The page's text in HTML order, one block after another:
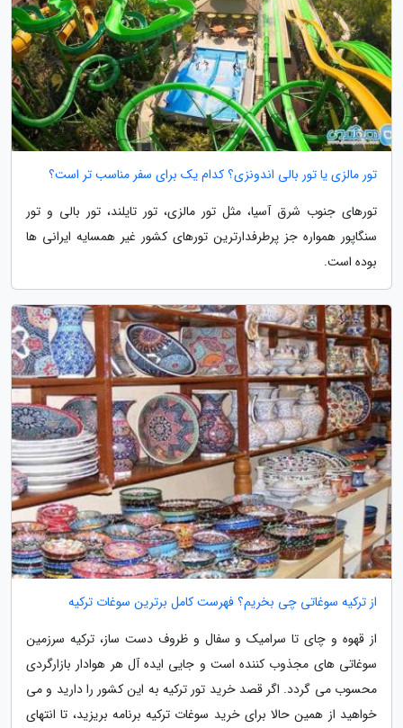
تور مالزی یا تور بالی اندونزی؟ کدام یک برای سفر مناسب تر است؟
تورهای جنوب شرق آسیا، مثل تور مالزی، تور تایلند، تور بالی و تور
سنگاپور همواره جز پرطرفدارترین تورهای کشور غیر همسایه ایرانی ها
بوده است.
از ترکیه سوغاتی چی بخریم؟ فهرست کامل برترین سوغات ترکیه
از قهوه و چای تا سرامیک و سفال و ظروف دست ساز، ترکیه سرزمین
سوغاتی های مجذوب کننده است و جایی ایده آل هر هوادار بازارگردی
محسوب می گردد. اگر قصد خرید تور ترکیه به این کشور را دارید و می
خواهید از همین حالا برای خرید سوغات ترکیه برنامه بریزید، تا انتهای